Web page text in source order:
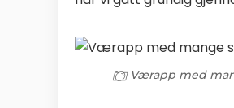
Værapp med